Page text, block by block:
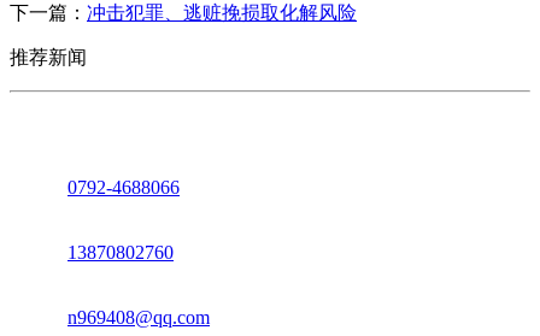
下一篇： 冲击犯罪、逃赃挽损取化解风险
推荐新闻
0792-4688066
13870802760
n969408@qq.com